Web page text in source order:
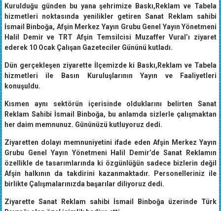
Kurulduğu günden bu yana şehrimize Baskı,Reklam ve Tabela
hizmetleri noktasında yenilikler getiren Sanat Reklam sahibi
İsmail Binboğa, Afşin Merkez Yayın Grubu Genel Yayın Yönetmeni
Halil Demir ve TRT Afşin Temsilcisi Muzaffer Vural’ı ziyaret
ederek 10 Ocak Çalışan Gazeteciler Gününü kutladı.
Dün gerçekleşen ziyarette İlçemizde ki Baskı,Reklam ve Tabela
hizmetleri ile Basın Kuruluşlarının Yayın ve Faaliyetleri
konuşuldu.
Kısmen aynı sektörün içerisinde olduklarını belirten Sanat
Reklam Sahibi İsmail Binboğa, bu anlamda sizlerle çalışmaktan
her daim memnunuz. Gününüzü kutluyoruz dedi.
Ziyaretten dolayı memnuniyetini ifade eden Afşin Merkez Yayın
Grubu Genel Yayın Yönetmeni Halil Demir’de Sanat Reklamın
özellikle de tasarımlarında ki özgünlüğün sadece bizlerin değil
Afşin halkının da takdirini kazanmaktadır. Personelleriniz ile
birlikte Çalışmalarınızda başarılar diliyoruz dedi.
Ziyarette Sanat Reklam sahibi İsmail Binboğa üzerinde Türk